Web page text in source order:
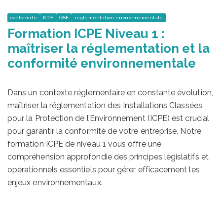
conformité ICPE QSE réglementation environnementale
Formation ICPE Niveau 1 :
maîtriser la réglementation et la
conformité environnementale
Dans un contexte réglementaire en constante évolution,
maîtriser la réglementation des Installations Classées
pour la Protection de l’Environnement (ICPE) est crucial
pour garantir la conformité de votre entreprise. Notre
formation ICPE de niveau 1 vous offre une
compréhension approfondie des principes législatifs et
opérationnels essentiels pour gérer efficacement les
enjeux environnementaux.